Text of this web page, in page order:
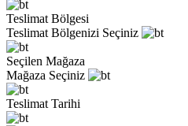
Teslimat Bölgesi
Teslimat Bölgenizi Seçiniz
Seçilen Mağaza
Mağaza Seçiniz
Teslimat Tarihi